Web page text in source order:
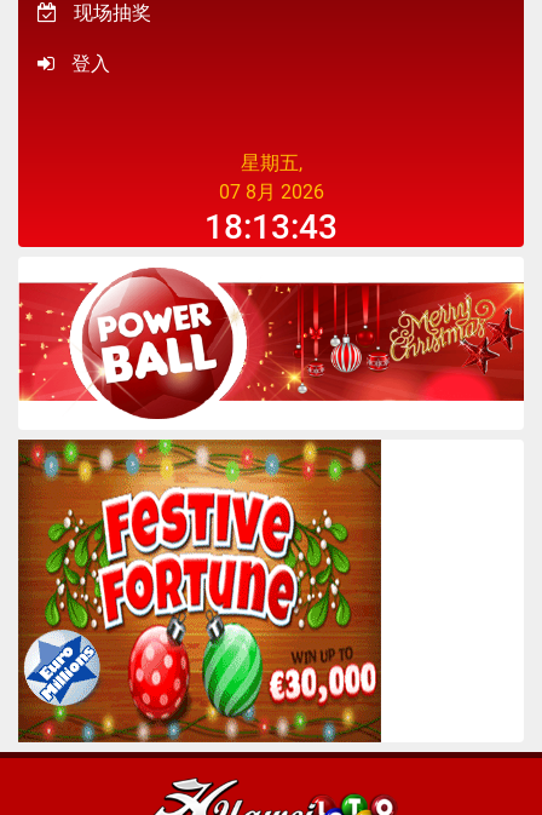
现场抽奖
登入
星期五,
07 8月 2026
18:13:43